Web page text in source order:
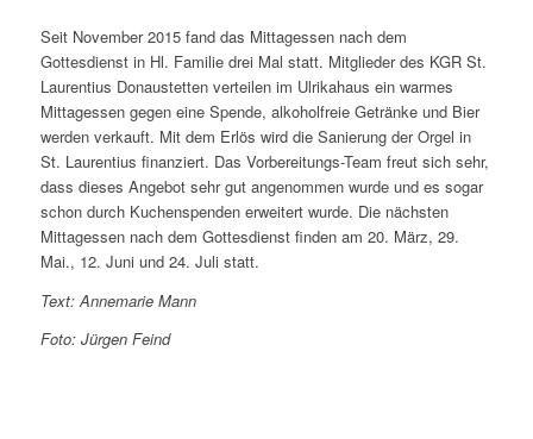
Seit November 2015 fand das Mittagessen nach dem
Gottesdienst in Hl. Familie drei Mal statt. Mitglieder des KGR St.
Laurentius Donaustetten verteilen im Ulrikahaus ein warmes
Mittagessen gegen eine Spende, alkoholfreie Getränke und Bier
werden verkauft. Mit dem Erlös wird die Sanierung der Orgel in
St. Laurentius finanziert. Das Vorbereitungs-Team freut sich sehr,
dass dieses Angebot sehr gut angenommen wurde und es sogar
schon durch Kuchenspenden erweitert wurde. Die nächsten
Mittagessen nach dem Gottesdienst finden am 20. März, 29.
Mai., 12. Juni und 24. Juli statt.
Text: Annemarie Mann
Foto: Jürgen Feind